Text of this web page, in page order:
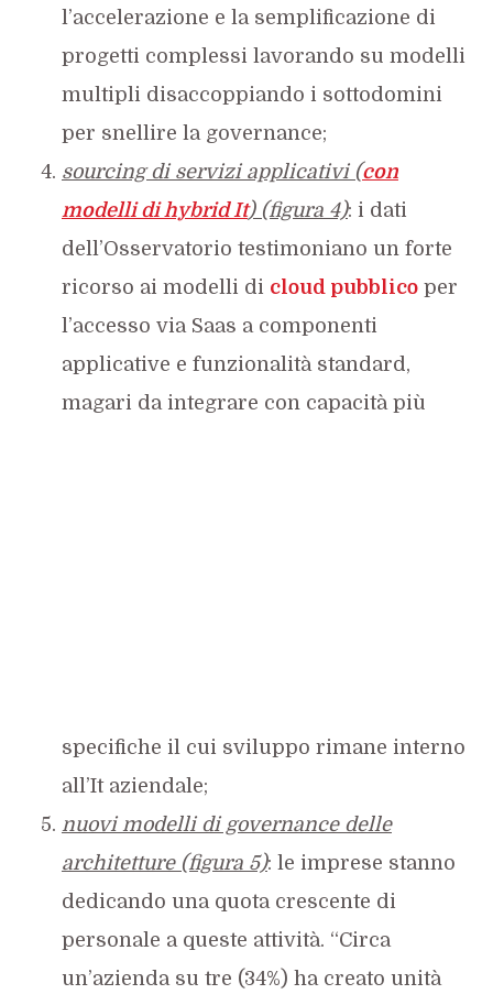
l’accelerazione e la semplificazione di
progetti complessi lavorando su modelli
multipli disaccoppiando i sottodomini
per snellire la governance;
sourcing di servizi applicativi (con
modelli di hybrid It) (figura 4): i dati
dell’Osservatorio testimoniano un forte
ricorso ai modelli di cloud pubblicoper
l’accesso via Saas a componenti
applicative e funzionalità standard,
magari da integrare con capacità più
specifiche il cui sviluppo rimane interno
all’It aziendale;
nuovi modelli di governance delle
architetture (figura 5): le imprese stanno
dedicando una quota crescente di
personale a queste attività. “Circa
un’azienda su tre (34%) ha creato unità